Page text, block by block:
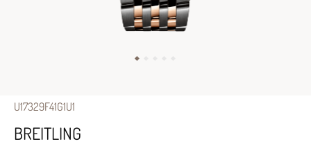
U17329F41G1U1
BREITLING